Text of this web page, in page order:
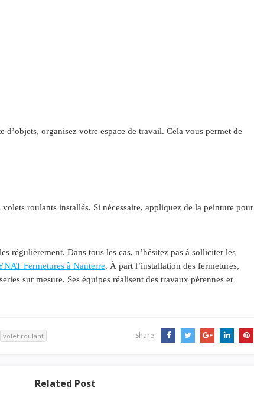
d’objets, organisez votre espace de travail. Cela vous permet de
roulants installés. Si nécessaire, appliquez de la peinture pour
régulièrement. Dans tous les cas, n’hésitez pas à solliciter les
Fermetures à Nanterre. À part l’installation des fermetures,
sur mesure. Ses équipes réalisent des travaux pérennes et
volet roulant Share:
Related Post